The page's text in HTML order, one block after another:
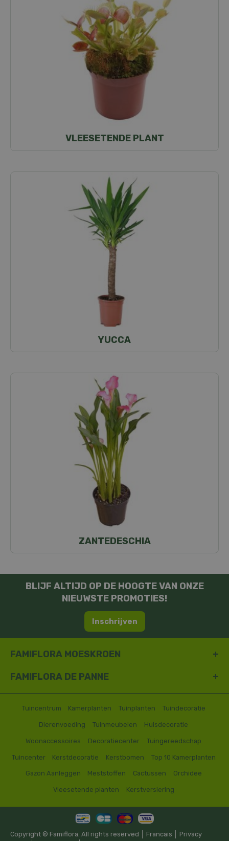
VLEESETENDE PLANT
YUCCA
ZANTEDESCHIA
BLIJF ALTIJD OP DE HOOGTE VAN ONZE
NIEUWSTE PROMOTIES!
Inschrijven
FAMIFLORA MOESKROEN
FAMIFLORA DE PANNE
Tuincentrum Kamerplanten Tuinplanten Tuindecoratie
Dierenvoeding Tuinmeubelen Huisdecoratie
Woonaccessoires Decoratiecenter Tuingereedschap
Tuincenter Kerstdecoratie Kerstbomen Top 10 Kamerplanten
Gazon Aanleggen Meststoffen Cactussen Orchidee
Vleesetende planten Kerstversiering
Copyright © Famiflora. All rights reserved │ Francais
Privacy